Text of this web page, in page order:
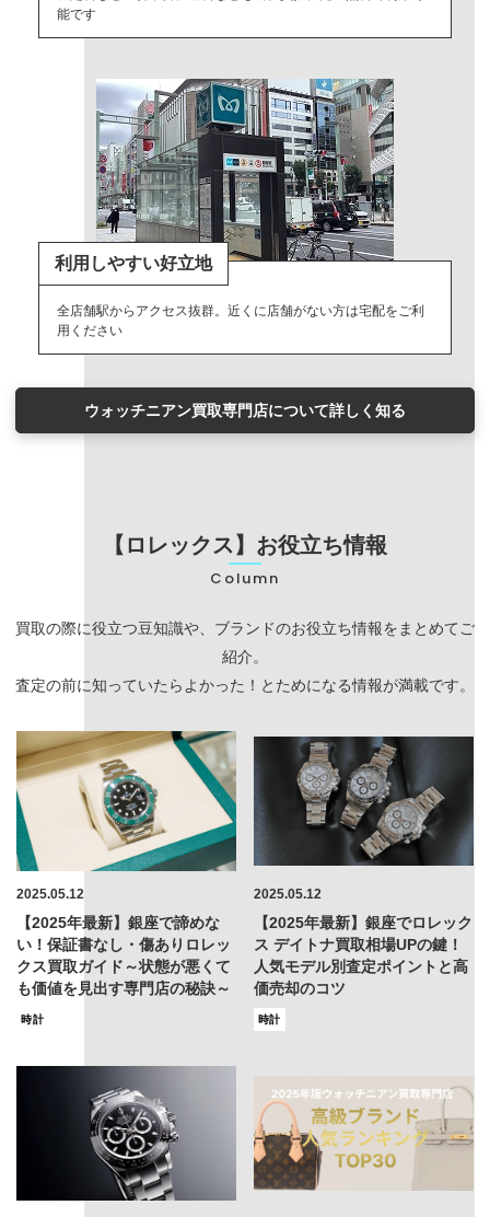
能です
利用しやすい好立地
全店舗駅からアクセス抜群。近くに店舗がない方は宅配をご利
用ください
ウォッチニアン買取専門店について詳しく知る
【ロレックス】お役立ち情報
Column
買取の際に役立つ豆知識や、ブランドのお役立ち情報をまとめてご
紹介。
査定の前に知っていたらよかった！とためになる情報が満載です。
2025.05.12
【2025年最新】銀座で諦めな
い！保証書なし・傷ありロレッ
クス買取ガイド～状態が悪くて
も価値を見出す専門店の秘訣～
時計
2025.05.12
【2025年最新】銀座でロレック
ス デイトナ買取相場UPの鍵！
人気モデル別査定ポイントと高
価売却のコツ
時計